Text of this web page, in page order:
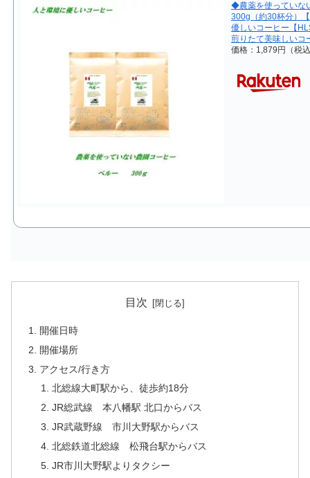
◆農薬を使ってい
300g（約30杯分）
優しいコーヒー【
煎りたて美味しいコ
価格：1,879円（税
目次
開催日時
開催場所
アクセス/行き方
北総線大町駅から、徒歩約18分
JR総武線 本八幡駅 北口からバス
JR武蔵野線 市川大野駅からバス
北総鉄道北総線 松飛台駅からバス
JR市川大野駅よりタクシー